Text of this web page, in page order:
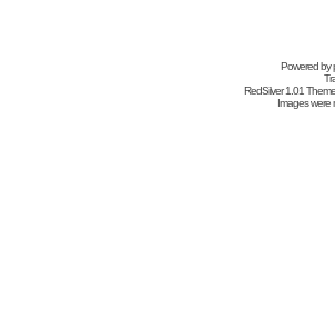
Powered by
RedSilver 1.01
Images were